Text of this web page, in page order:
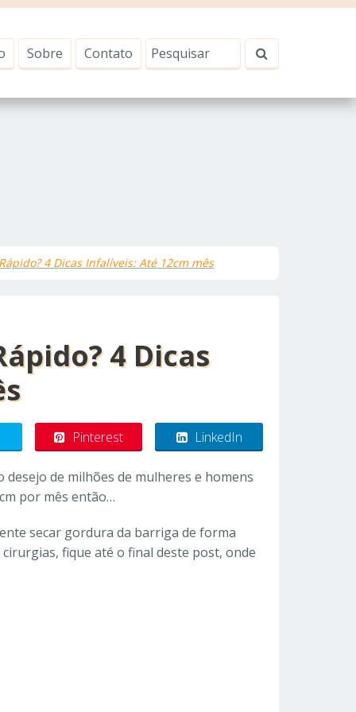
Sobre Contato
4 Dicas Infalíveis: Até 12cm mês
4 Dicas
Pinterest LinkedIn
de milhões de mulheres e homens
por mês então…
secar gordura da barriga de forma
fique até o final deste post, onde